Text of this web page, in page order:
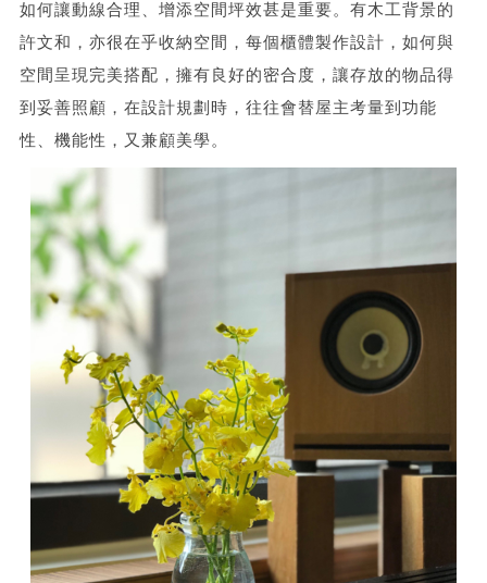
如何讓動線合理、增添空間坪效甚是重要。有木工背景的
許文和，亦很在乎收納空間，每個櫃體製作設計，如何與
空間呈現完美搭配，擁有良好的密合度，讓存放的物品得
到妥善照顧，在設計規劃時，往往會替屋主考量到功能
性、機能性，又兼顧美學。